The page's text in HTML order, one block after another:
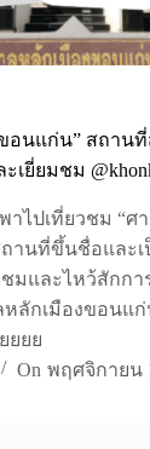
ขอนแก่น” สถาน
ยี่ยมชม
ไปเที่ยวชม “ศา
านที่ขึ้นชื่อและ
มและไหว้สักกา
ลักเมืองขอนแก่
ยยย
On พฤศจิกายน